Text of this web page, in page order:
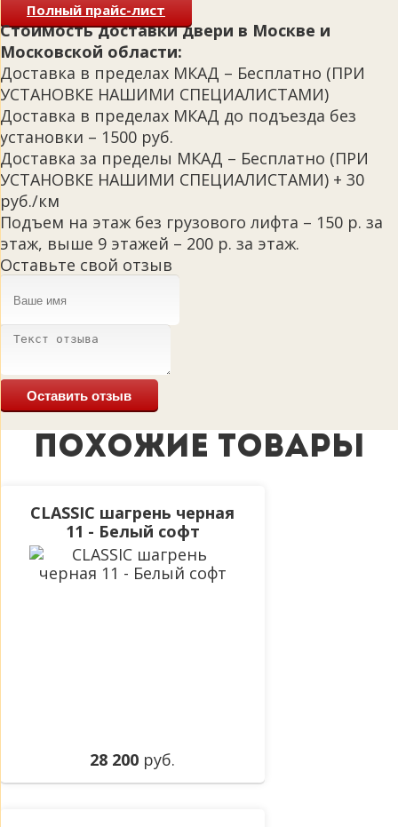
Полный прайс-лист
Стоимость доставки двери в Москве и
Московской области:
Доставка в пределах МКАД – Бесплатно (ПРИ
УСТАНОВКЕ НАШИМИ СПЕЦИАЛИСТАМИ)
Доставка в пределах МКАД до подъезда без
установки – 1500 руб.
Доставка за пределы МКАД – Бесплатно (ПРИ
УСТАНОВКЕ НАШИМИ СПЕЦИАЛИСТАМИ) + 30
руб./км
Подъем на этаж без грузового лифта – 150 р. за
этаж, выше 9 этажей – 200 р. за этаж.
Оставьте свой отзыв
Оставить отзыв
ПОХОЖИЕ ТОВАРЫ
CLASSIC шагрень черная
11 - Белый софт
28 200 руб.